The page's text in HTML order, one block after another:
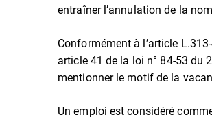
entraîner l’annulation de la
Conformément à l’article
article 41 de la loi n° 84-53 du
mentionner le motif de la
Un emploi est considéré